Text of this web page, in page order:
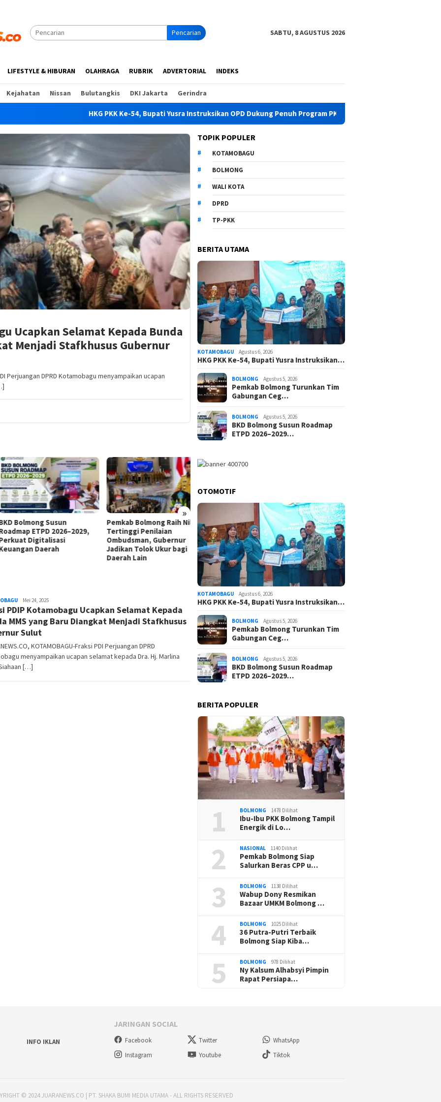
Pencarian SABTU, 8 AGUSTUS 2026
LIFESTYLE & HIBURAN OLAHRAGA RUBRIK ADVERTORIAL INDEKS
Kejahatan Nissan Bulutangkis DKI Jakarta Gerindra
HKG PKK Ke-54, Bupati Yusra Instruksikan OPD Dukung Penuh Program PKK Pemkab Bolmong Turunkan
Ucapkan Selamat Kepada Bunda
Menjadi Stafkhusus Gubernur
Perjuangan DPRD Kotamobagu menyampaikan ucapan
»
Susun
ETPD 2026–2029,
Digitalisasi
Daerah
Pemkab Bolmong Raih Nilai
Tertinggi Penilaian
Ombudsman, Gubernur
Jadikan Tolok Ukur bagi
Daerah Lain
Wabup Dony Lumenta Pimpin
Rakor, Pemkab Bolmong
Tetapkan Status Siaga
Darurat
HKG PKK Ke-54, Bupati Yusra
Instruksikan OPD Dukung
Penuh Program PKK
redaksi
Mei 24, 2025
PDIP Kotamobagu Ucapkan Selamat Kepada
MMS yang Baru Diangkat Menjadi Stafkhusus
Sulut
KOTAMOBAGU-Fraksi PDI Perjuangan DPRD
menyampaikan ucapan selamat kepada Dra. Hj. Marlina
[…]
TOPIK POPULER
KOTAMOBAGU
BOLMONG
WALI KOTA
DPRD
TP-PKK
BERITA UTAMA
KOTAMOBAGU Agustus 6, 2026
HKG PKK Ke-54, Bupati Yusra Instruksikan…
BOLMONG Agustus 5, 2026
Pemkab Bolmong Turunkan Tim
Gabungan Ceg…
BOLMONG Agustus 5, 2026
BKD Bolmong Susun Roadmap
ETPD 2026–2029…
OTOMOTIF
KOTAMOBAGU Agustus 6, 2026
HKG PKK Ke-54, Bupati Yusra Instruksikan…
BOLMONG Agustus 5, 2026
Pemkab Bolmong Turunkan Tim
Gabungan Ceg…
BOLMONG Agustus 5, 2026
BKD Bolmong Susun Roadmap
ETPD 2026–2029…
BERITA POPULER
1 BOLMONG 1478 Dilihat
Ibu-Ibu PKK Bolmong Tampil
Energik di Lo…
2 NASIONAL 1140 Dilihat
Pemkab Bolmong Siap
Salurkan Beras CPP u…
3 BOLMONG 1138 Dilihat
Wabup Dony Resmikan
Bazaar UMKM Bolmong …
4 BOLMONG 1025 Dilihat
36 Putra-Putri Terbaik
Bolmong Siap Kiba…
5 BOLMONG 978 Dilihat
Ny Kalsum Alhabsyi Pimpin
Rapat Persiapa…
INFO IKLAN
JARINGAN SOCIAL
Facebook Twitter
WhatsApp
Instagram
Youtube Tiktok
© 2024 JUARANEWS.CO | PT. SHAKA BUMI MEDIA UTAMA - ALL RIGHTS RESERVED